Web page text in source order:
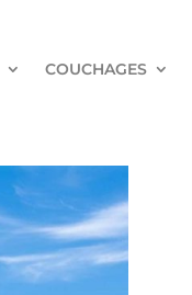
COUCHAGES